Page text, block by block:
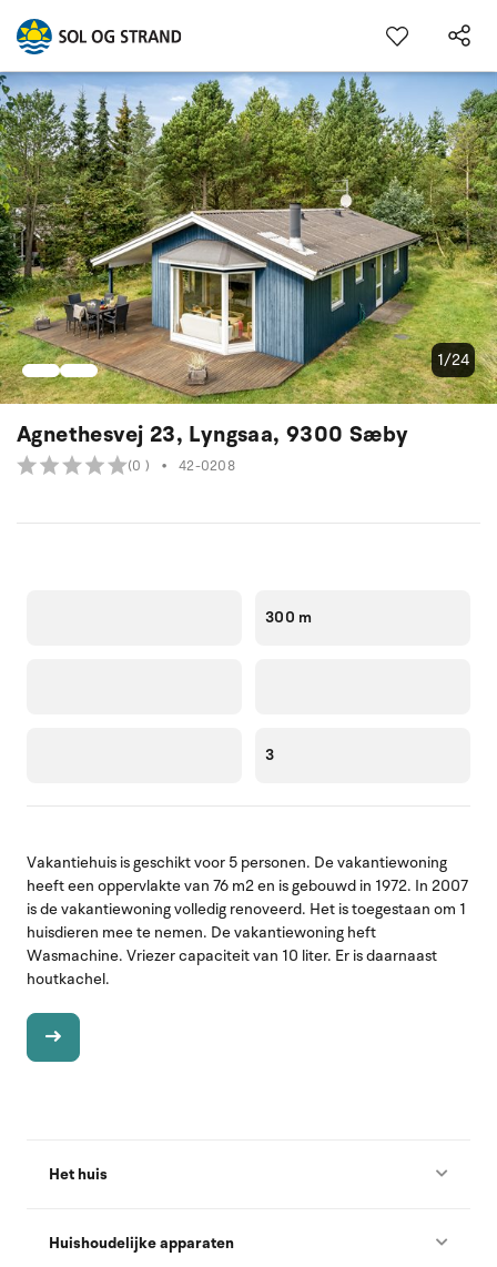
Agnethesvej 23, Lyngsaa, 9300 Sæby
(0 ) • 42-0208
1/24
300 m
3
Vakantiehuis is geschikt voor 5 personen. De vakantiewoning
heeft een oppervlakte van 76 m2 en is gebouwd in 1972. In 2007
is de vakantiewoning volledig renoveerd. Het is toegestaan om 1
huisdieren mee te nemen. De vakantiewoning heft
Wasmachine. Vriezer capaciteit van 10 liter. Er is daarnaast
houtkachel.
Het huis
Huishoudelijke apparaten